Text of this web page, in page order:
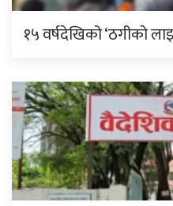
१५ वर्षदेखिको ‘ठगीको